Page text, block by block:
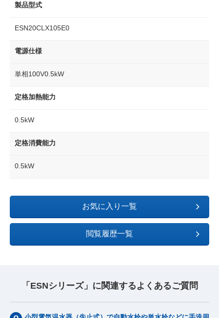
製品型式
ESN20CLX105E0
電源仕様
単相100V0.5kW
定格加熱能力
0.5kW
定格消費能力
0.5kW
お気に入り一覧
閲覧履歴一覧
「ESNシリーズ」に関連するよくあるご質問